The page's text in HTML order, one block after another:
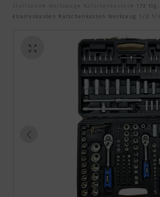
» Werkzeug » Ratschenkasten » 172
Knarrenkasten Ratschenkasten Werkzeug 1/2 1/